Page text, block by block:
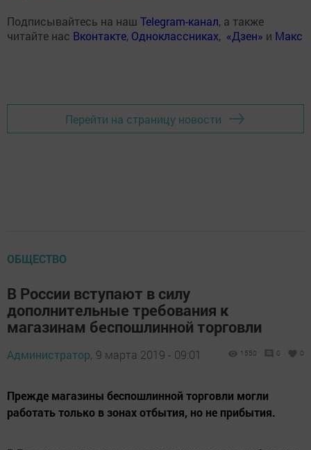
Подписывайтесь на наш Telegram-канал, а также
читайте нас Вконтакте, Одноклассниках, «Дзен» и Макс
Перейти на страницу новости
ОБЩЕСТВО
В России вступают в силу
дополнительные требования к
магазинам беспошлинной торговли
Администратор, 9 марта 2019 - 09:01 1550 0 0
Прежде магазины беспошлинной торговли могли
работать только в зонах отбытия, но не прибытия.